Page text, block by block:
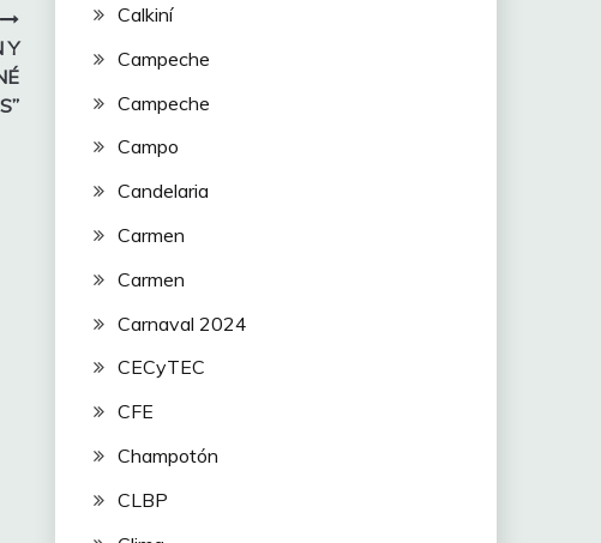
Y
Calkiní
Campeche
Campeche
Campo
Candelaria
Carmen
Carmen
Carnaval 2024
CECyTEC
CFE
Champotón
CLBP